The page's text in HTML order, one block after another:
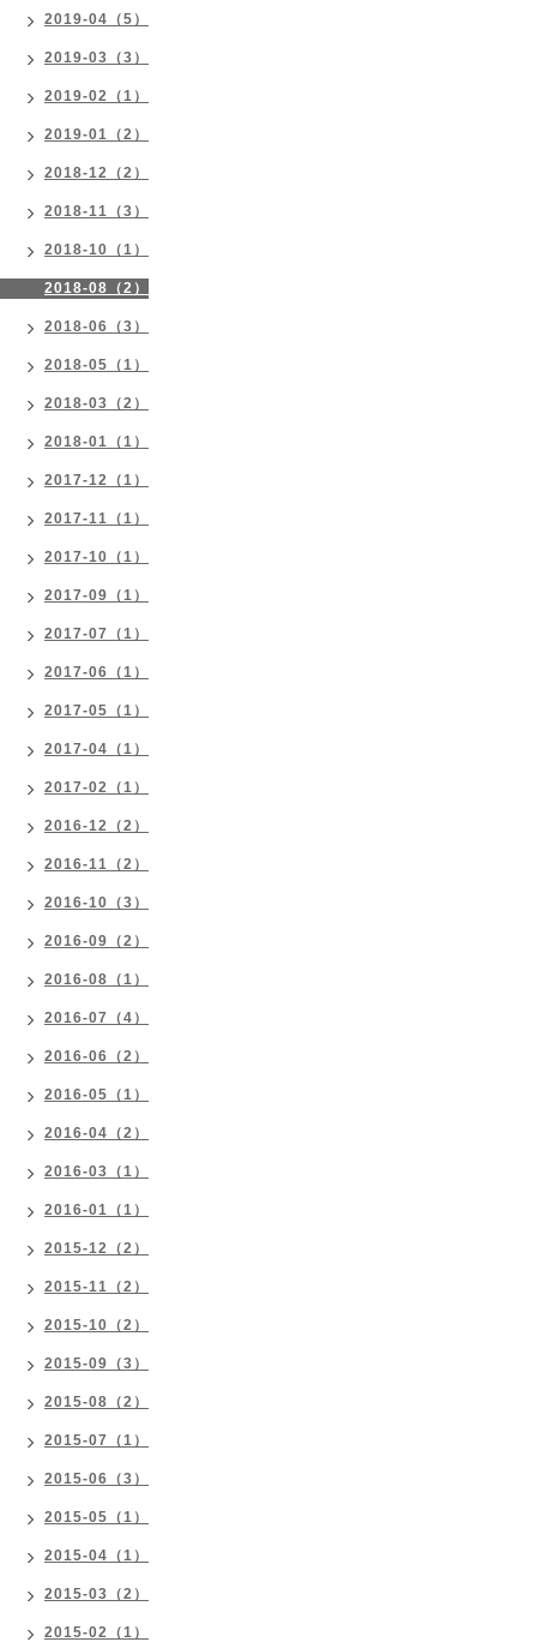
2019-04（5）
2019-03（3）
2019-02（1）
2019-01（2）
2018-12（2）
2018-11（3）
2018-10（1）
2018-08（2）
2018-06（3）
2018-05（1）
2018-03（2）
2018-01（1）
2017-12（1）
2017-11（1）
2017-10（1）
2017-09（1）
2017-07（1）
2017-06（1）
2017-05（1）
2017-04（1）
2017-02（1）
2016-12（2）
2016-11（2）
2016-10（3）
2016-09（2）
2016-08（1）
2016-07（4）
2016-06（2）
2016-05（1）
2016-04（2）
2016-03（1）
2016-01（1）
2015-12（2）
2015-11（2）
2015-10（2）
2015-09（3）
2015-08（2）
2015-07（1）
2015-06（3）
2015-05（1）
2015-04（1）
2015-03（2）
2015-02（1）